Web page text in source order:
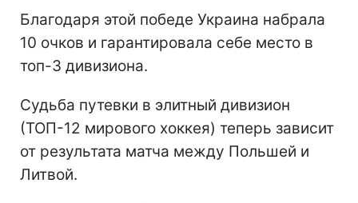
Благодаря этой победе Украина набрала
10 очков и гарантировала себе место в
топ-3 дивизиона.
Судьба путевки в элитный дивизион
(ТОП-12 мирового хоккея) теперь зависит
от результата матча между Польшей и
Литвой.